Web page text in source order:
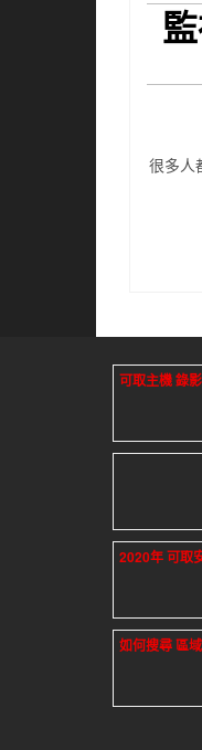
很多人
可取主機 錄
2020年 可取
如何搜尋 區